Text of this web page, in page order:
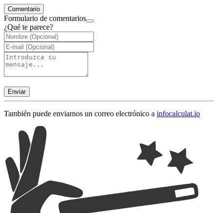
Comentario
Formulario de comentarios
¿Qué te parece?
Enviar
También puede enviarnos un correo electrónico a infocalculat.io